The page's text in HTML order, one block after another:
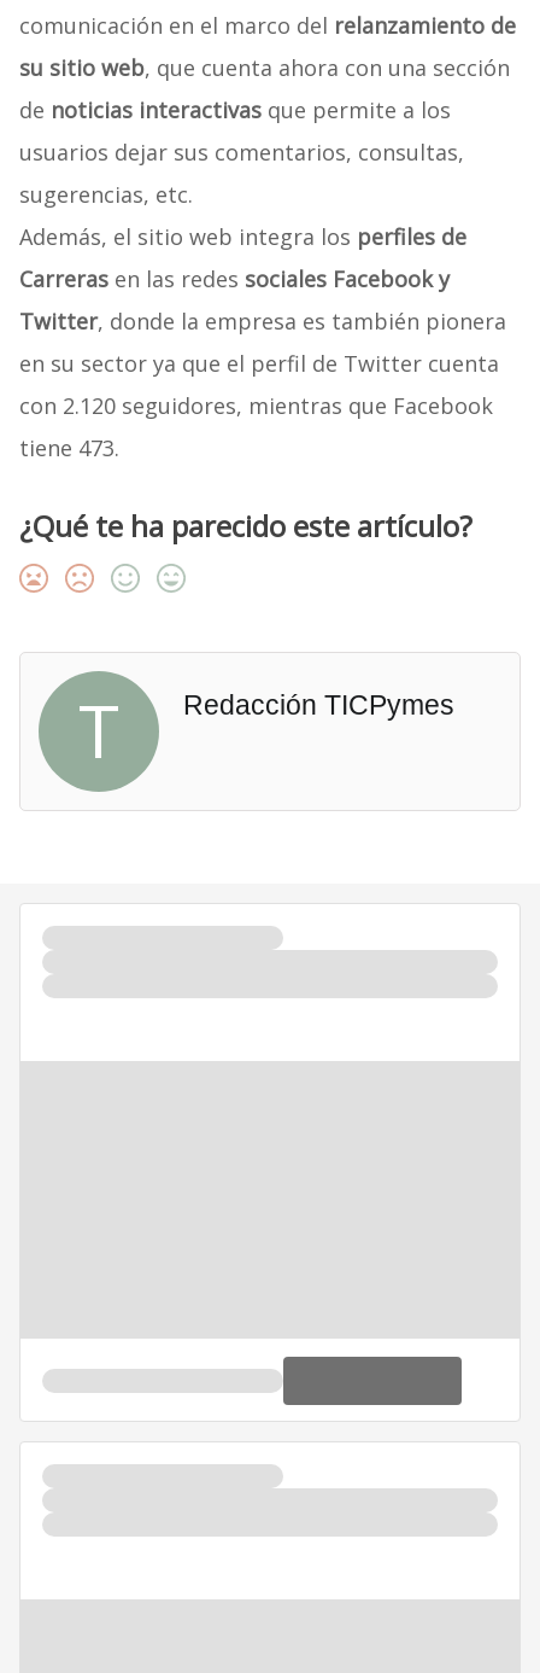
comunicación en el marco del relanzamiento de
su sitio web, que cuenta ahora con una sección
de noticias interactivasque permite a los
usuarios dejar sus comentarios, consultas,
sugerencias, etc.
Además, el sitio web integra los perfiles de
Carrerasen las redes sociales Facebook y
Twitter, donde la empresa es también pionera
en su sector ya que el perfil de Twitter cuenta
con 2.120 seguidores, mientras que Facebook
tiene 473.
¿Qué te ha parecido este artículo?
T Redacción TICPymes